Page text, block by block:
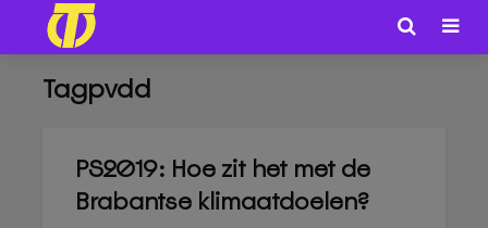
Tagpvdd
PS2019: Hoe zit het met de
Brabantse klimaatdoelen?